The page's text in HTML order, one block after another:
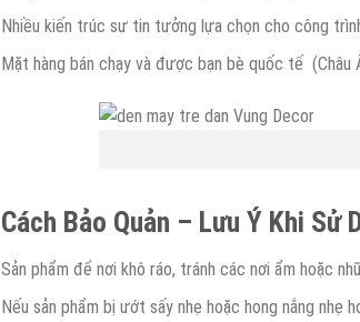
Nhiều kiến trúc sư tin tưởng lựa chọn cho công
Mặt hàng bán chạy và được bạn bè quốc tế
Cách Bảo Quản – Lưu Ý Khi Sử
Sản phẩm để nơi khô ráo, tránh các nơi ẩm hoặc
Nếu sản phẩm bị ướt sấy nhẹ hoặc hong nắng nhẹ